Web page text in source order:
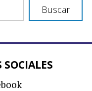
Buscar
SOCIALES